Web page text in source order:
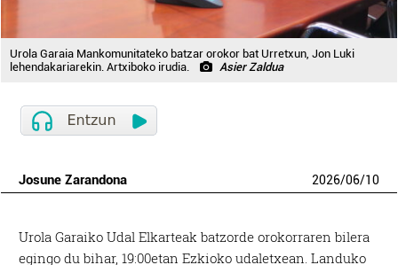
Urola Garaia Mankomunitateko batzar orokor bat Urretxun, Jon Luki
lehendakariarekin. Artxiboko irudia.
Asier Zaldua
Josune Zarandona 2026/06/10
Urola Garaiko Udal Elkarteak batzorde orokorraren bilera
egingo du bihar, 19:00etan Ezkioko udaletxean. Landuko